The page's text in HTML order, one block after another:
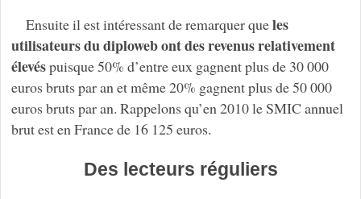
Ensuite il est intéressant de remarquer queles
utilisateurs du diploweb ont des revenus relativement
élevéspuisque 50% d’entre eux gagnent plus de 30 000
euros bruts par an et même 20% gagnent plus de 50 000
euros bruts par an. Rappelons qu’en 2010 le SMIC annuel
brut est en France de 16 125 euros.
Des lecteurs réguliers